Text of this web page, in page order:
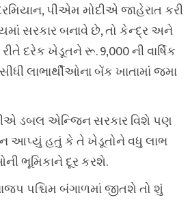
પીએમ મોદીએ જાહેરાત કરી
સરકાર બનાવે છે, તો કેન્દ્ર અને
દરેક ખેડૂતને રૂ. 9,000 ની વાર્ષિક
લાભાર્થીઓના બેંક ખાતામાં જમા
ડબલ એન્જિન સરકાર વિશે પણ
આપ્યું હતું કે તે ખેડૂતોને વધુ લાભ
ભૂમિકાને દૂર કરશે.
પશ્ચિમ બંગાળમાં જીતશે તો શું